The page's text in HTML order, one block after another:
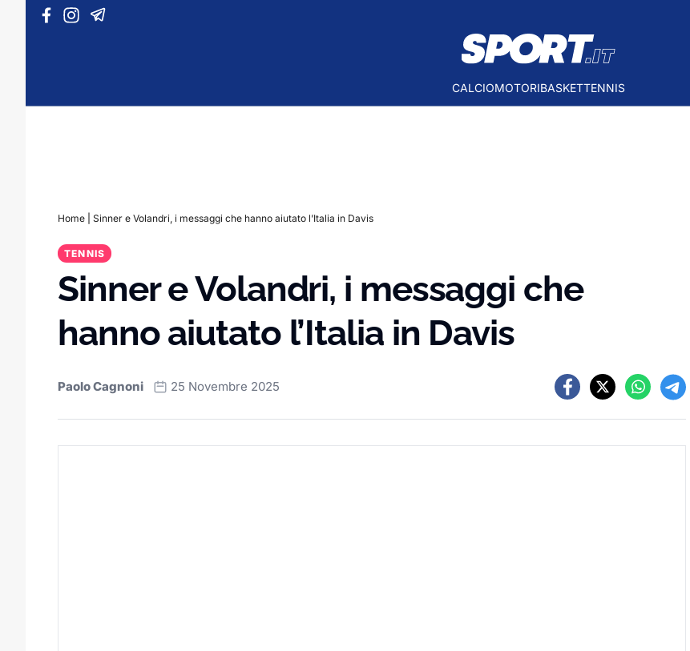
Vai al contenuto
CALCIOMOTORIBASKETTENNIS
Home Sinner e Volandri, i messaggi che hanno aiutato l’Italia in Davis
TENNIS
Sinner e Volandri, i messaggi che
hanno aiutato l’Italia in Davis
Paolo Cagnoni 25 Novembre 2025